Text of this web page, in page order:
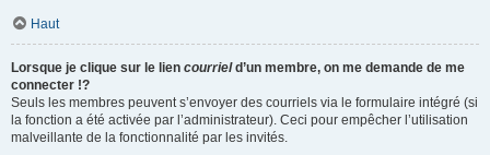
Haut
Lorsque je clique sur le lien courrield’un membre, on me demande de me
connecter !?
Seuls les membres peuvent s’envoyer des courriels via le formulaire intégré (si
la fonction a été activée par l’administrateur). Ceci pour empêcher l’utilisation
malveillante de la fonctionnalité par les invités.